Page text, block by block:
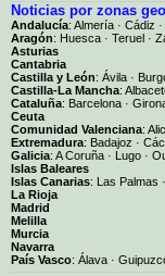
Noticias por zonas
Andalucía: Almería · Cádiz ·
Aragón: Huesca · Teruel ·
Asturias
Cantabria
Castilla y León: Ávila ·
Castilla-La Mancha:
Cataluña: Barcelona ·
Ceuta
Comunidad Valenciana:
Extremadura: Badajoz ·
Galicia: A Coruña · Lugo ·
Islas Baleares
Islas Canarias: Las Palmas ·
La Rioja
Madrid
Melilla
Murcia
Navarra
País Vasco: Álava ·